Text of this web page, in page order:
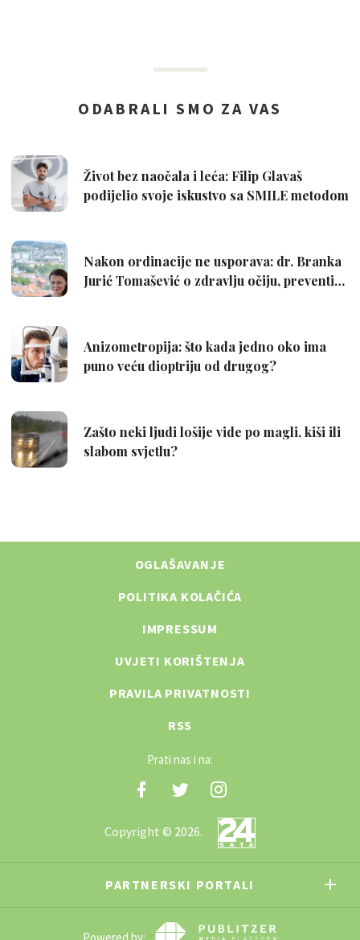
OGLAŠAVANJE
POLITIKA KOLAČIĆA
IMPRESSUM
UVJETI KORIŠTENJA
PRAVILA PRIVATNOSTI
RSS
Prati nas i na:
Copyright © 2026.
PARTNERSKI PORTALI